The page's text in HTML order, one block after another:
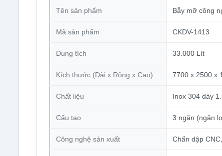
Tên sản phẩm Bẫy mỡ công
Mã sản phẩm CKDV-1413
Dung tích 33.000 Lít
Kích thước (Dài x Rộng x Cao) 7700 x 2500 x
Chất liệu Inox 304 dày
Cấu tạo 3 ngăn (ngăn
Công nghệ sản xuất Chấn dập